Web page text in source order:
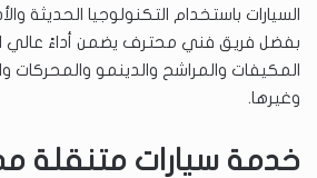
السيارات باستخدام التكنولوجيا الحديثة
بفضل فريق فني محترف يضمن أداءً عالي
المكيفات والمراشح والدينمو والمحركات
وغيرها.
خدمة سيارات متنقلة